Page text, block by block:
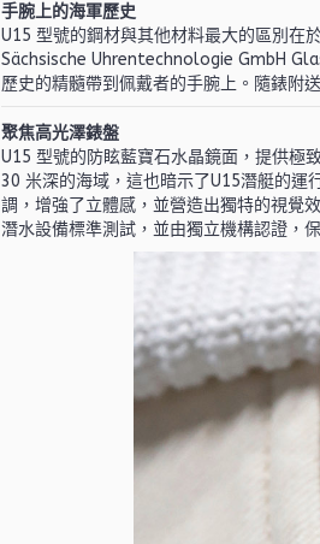
手腕上的海軍歷史
U15 型號的鋼材與其他材料最大的區別在
Sächsische Uhrentechnologie GmbH
歷史的精髓帶到佩戴者的手腕上。 隨錶附
聚焦高光澤錶盤
U15 型號的防眩藍寶石水晶鏡面，提供極
30 米深的海域，這也暗示了U15潛艇的運
調，增強了立體感，並營造出獨特的視覺
潛水設備標準測試，並由獨立機構認證，